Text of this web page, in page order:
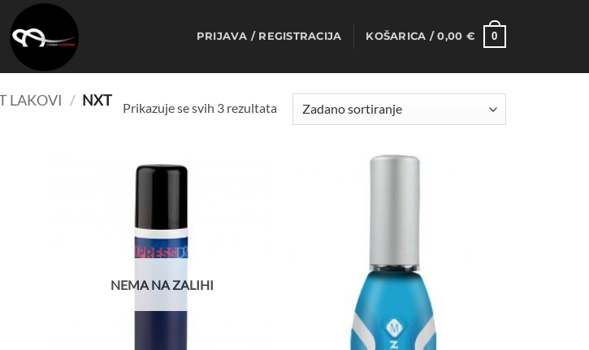
PRIJAVA / REGISTRACIJA KOŠARICA /0,00 € 0
LAKOVI / NXT
Prikazuje se svih 3 rezultata
NEMA NA ZALIHI